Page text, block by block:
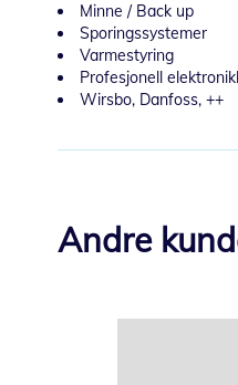
Minne / Back up
Sporingssystemer
Varmestyring
Profesjonell
Wirsbo, Danfoss, ++
Andre